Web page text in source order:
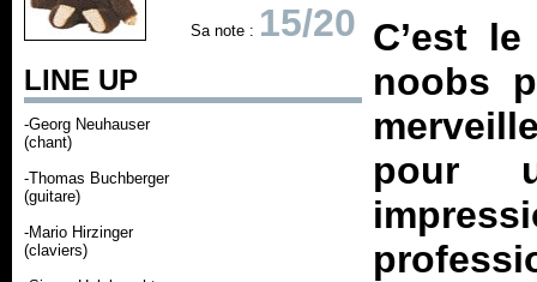
Sa note : 15/20
LINE UP
-Georg Neuhauser
(chant)
-Thomas Buchberger
(guitare)
-Mario Hirzinger
(claviers)
C’est
noobs
pour